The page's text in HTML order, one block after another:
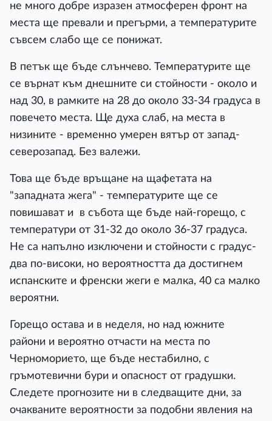
не много добре изразен атмосферен фронт на
места ще превали и прегърми, а температурите
съвсем слабо ще се понижат.
В петък ще бъде слънчево. Температурите ще
се върнат към днешните си стойности - около и
над 30, в рамките на 28 до около 33-34 градуса в
повечето места. Ще духа слаб, на места в
низините - временно умерен вятър от запад-
северозапад. Без валежи.
Това ще бъде връщане на щафетата на
"западната жега" - температурите ще се
повишават и в събота ще бъде най-горещо, с
температури от 31-32 до около 36-37 градуса.
Не са напълно изключени и стойности с градус-
два по-високи, но вероятността да достигнем
испанските и френски жеги е малка, 40 са малко
вероятни.
Горещо остава и в неделя, но над южните
райони и вероятно отчасти на места по
Черноморието, ще бъде нестабилно, с
гръмотевични бури и опасност от градушки.
Следете прогнозите ни в следващите дни, за
очакваните вероятности за подобни явления на